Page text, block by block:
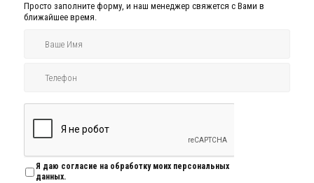
Просто заполните форму, и наш менеджер свяжется с Вами в
ближайшее время.
Я даю согласие на обработку моих персональных
данных.